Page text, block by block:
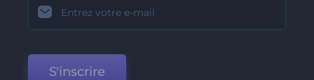
S'inscrire